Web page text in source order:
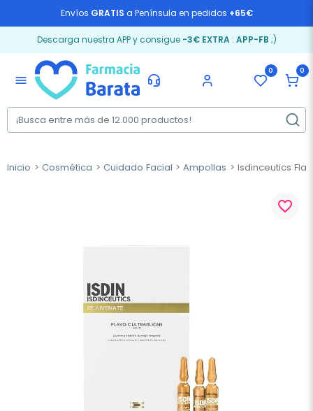
Envíos GRATIS a Península en pedidos +65€
Descarga nuestra APP y consigue -3€ EXTRA: APP-FB ;)
menu
0 0
Inicio Cosmética Cuidado Facial Ampollas Isdinceutics
favorite_border